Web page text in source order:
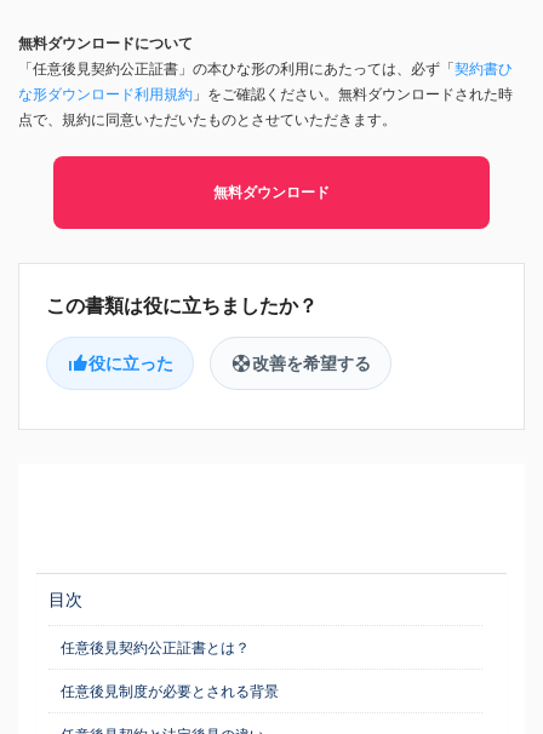
無料ダウンロードについて
「任意後見契約公正証書」の本ひな形の利用にあたっては、必ず「契約書ひ
な形ダウンロード利用規約 」をご確認ください。無料ダウンロードされた時
点で、規約に同意いただいたものとさせていただきます。
無料ダウンロード
役に立った 改善を希望する
目次
任意後見契約公正証書とは？
任意後見制度が必要とされる背景